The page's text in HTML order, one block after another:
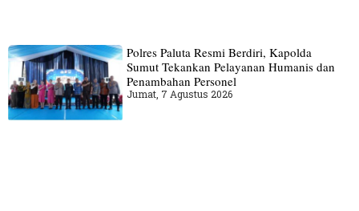
Polres Paluta Resmi Berdiri, Kapolda
Sumut Tekankan Pelayanan Humanis dan
Penambahan Personel
Jumat, 7 Agustus 2026